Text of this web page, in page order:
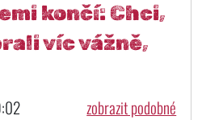
končí: Chci,
víc vážně,
zobrazit podobné